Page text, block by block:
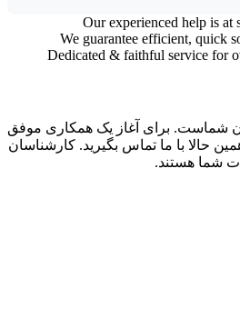
Our experienced help is at
We guarantee efficient, quick
Dedicated & faithful service for
شماست. برای آغاز یک همکاری موفق
حالا با ما تماس بگیرید. کارشناسان
شما هستند.